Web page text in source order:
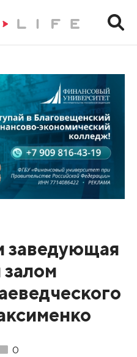
заведующая
0